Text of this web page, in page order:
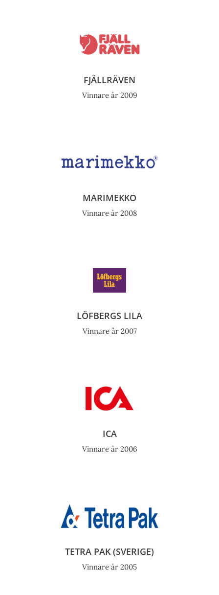
FJÄLLRÄVEN
Vinnare år 2009
MARIMEKKO
Vinnare år 2008
LÖFBERGS LILA
Vinnare år 2007
ICA
Vinnare år 2006
TETRA PAK (SVERIGE)
Vinnare år 2005